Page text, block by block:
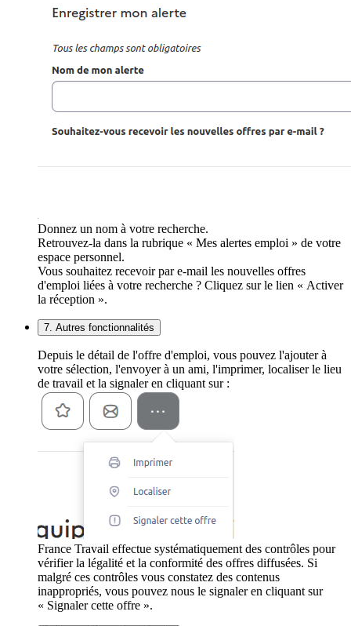
Donnez un nom à votre recherche.
Retrouvez-la dans la rubrique « Mes alertes emploi » de votre
espace personnel.
Vous souhaitez recevoir par e-mail les nouvelles offres
d'emploi liées à votre recherche ? Cliquez sur le lien « Activer
la réception ».
7. Autres fonctionnalités
Depuis le détail de l'offre d'emploi, vous pouvez l'ajouter à
votre sélection, l'envoyer à un ami, l'imprimer, localiser le lieu
de travail et la signaler en cliquant sur :
France Travail effectue systématiquement des contrôles pour
vérifier la légalité et la conformité des offres diffusées. Si
malgré ces contrôles vous constatez des contenus
inappropriés, vous pouvez nous le signaler en cliquant sur
« Signaler cette offre ».